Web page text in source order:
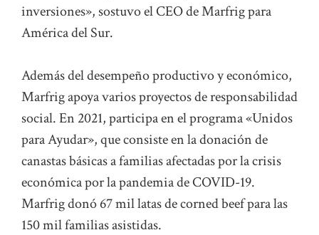
inversiones», sostuvo el CEO de Marfrig para
América del Sur.
Además del desempeño productivo y económico,
Marfrig apoya varios proyectos de responsabilidad
social. En 2021, participa en el programa «Unidos
para Ayudar», que consiste en la donación de
canastas básicas a familias afectadas por la crisis
económica por la pandemia de COVID-19.
Marfrig donó 67 mil latas de corned beef para las
150 mil familias asistidas.